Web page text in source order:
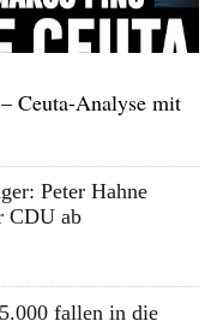
Ceuta-Analyse mit
Peter Hahne
CDU ab
fallen in die